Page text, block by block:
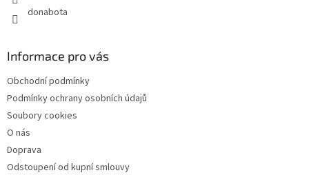
donabota
Informace pro vás
Obchodní podmínky
Podmínky ochrany osobních údajů
Soubory cookies
O nás
Doprava
Odstoupení od kupní smlouvy